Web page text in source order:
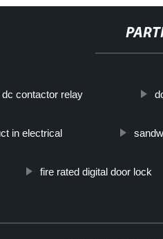
dc contactor relay
in electrical
fire rated digital door lock